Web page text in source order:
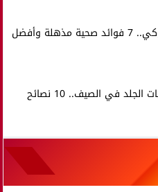
التين الشوكي.. 7 فوائد صحية مذهلة وأفضل
احذر التهابات الجلد في الصيف.. 10 نصائح